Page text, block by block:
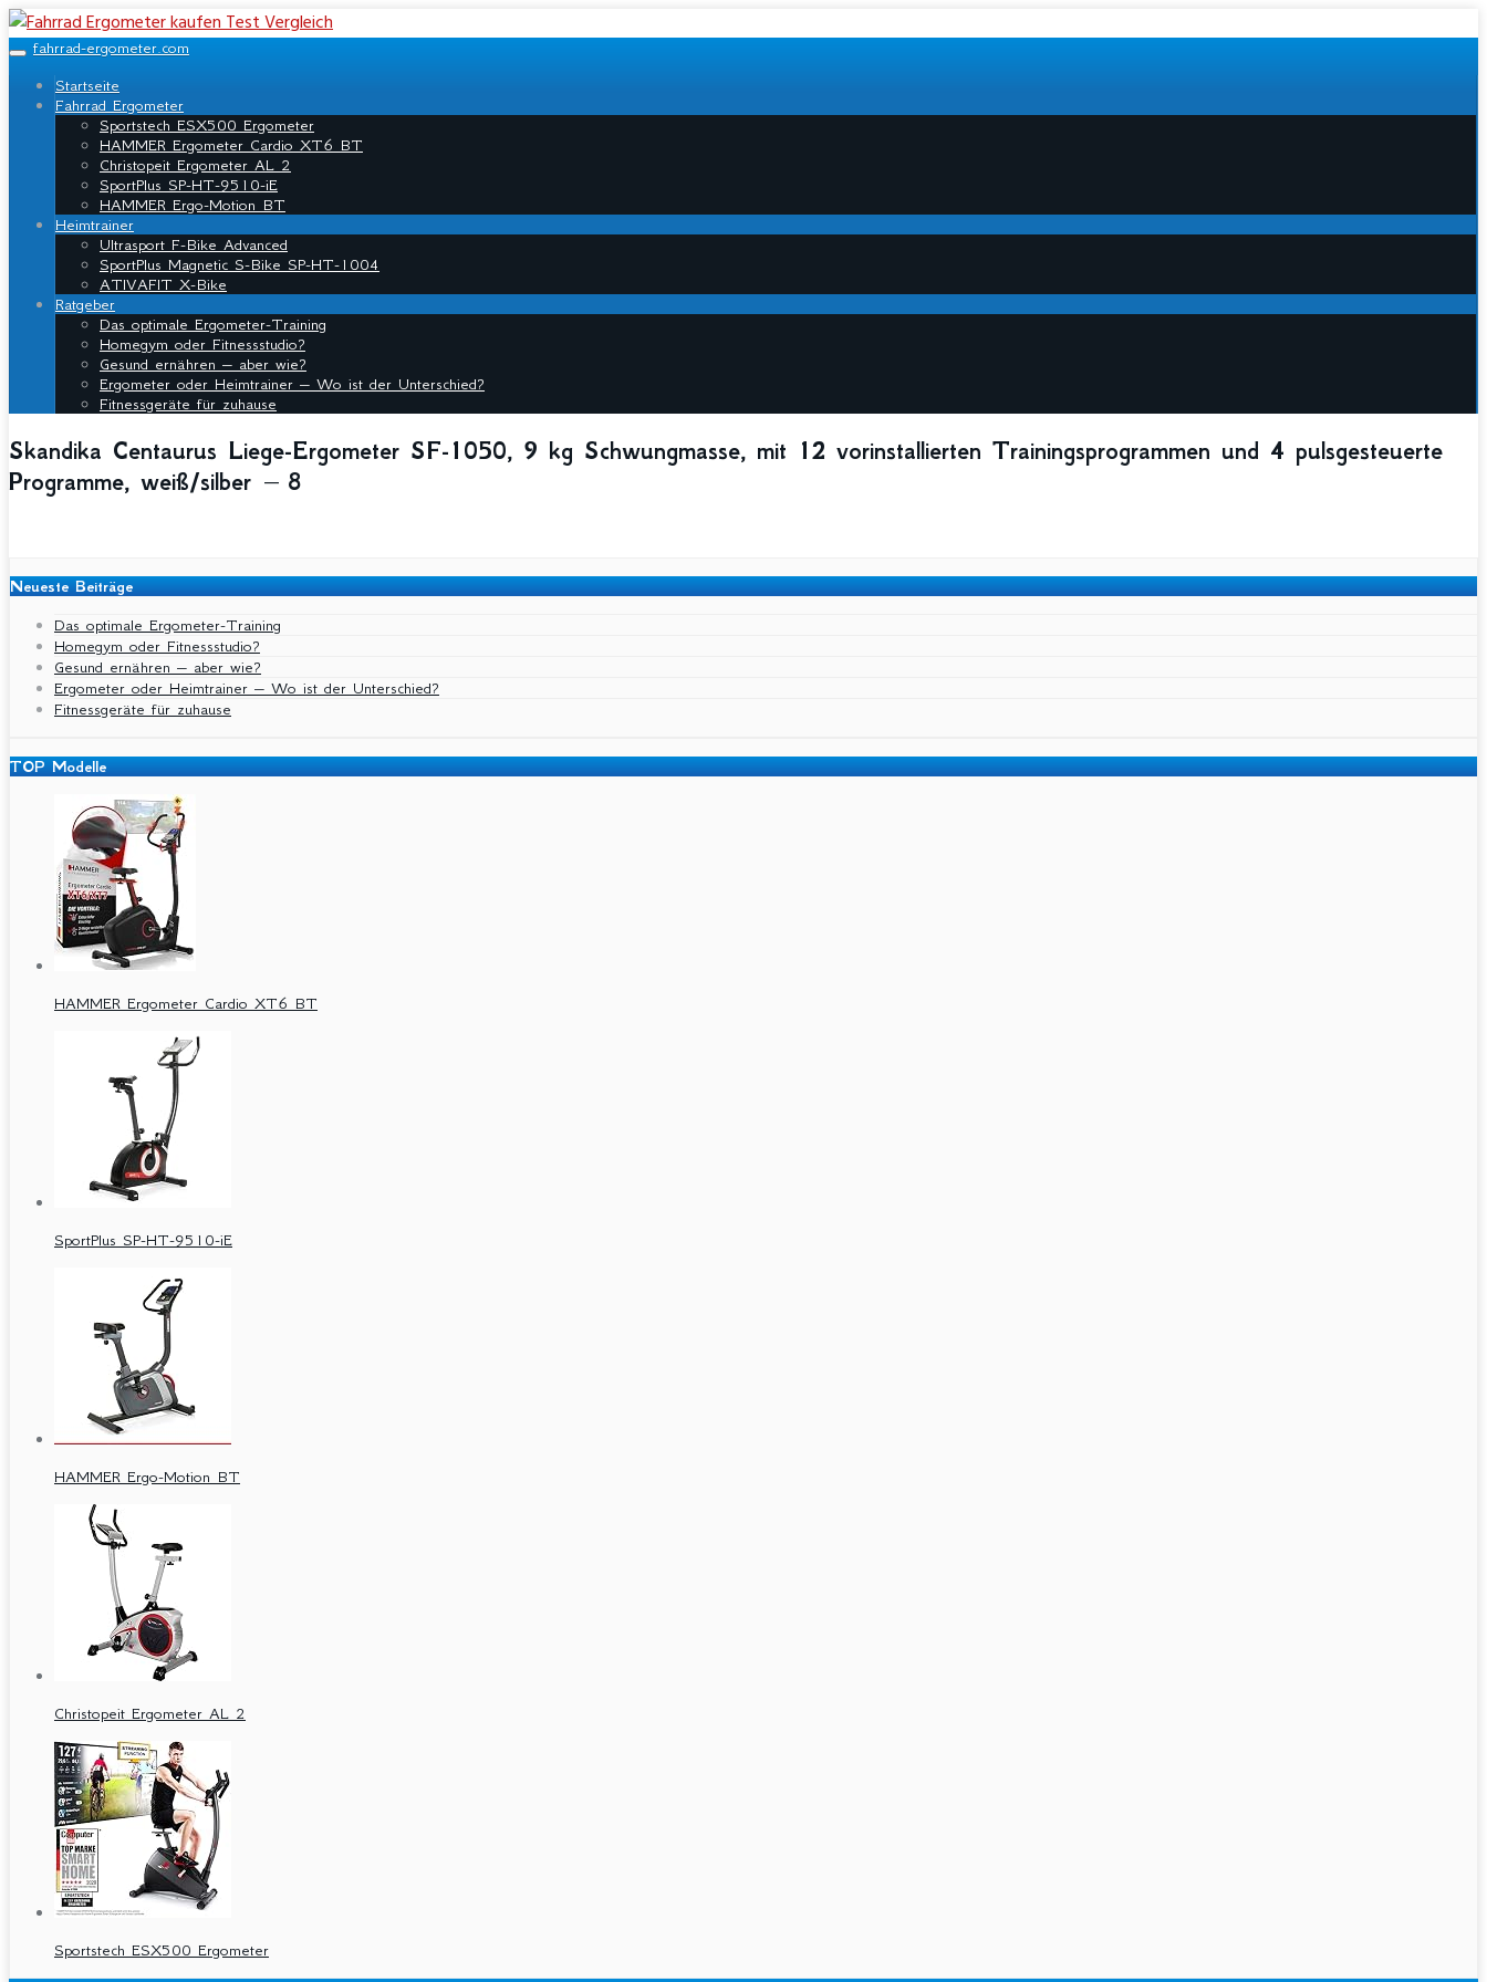
Skip
to
main
content
Toggle
navigation
fahrrad-ergometer.com
Startseite
Fahrrad Ergometer
Sportstech ESX500 Ergometer
HAMMER Ergometer Cardio XT6 BT
Christopeit Ergometer AL 2
SportPlus SP-HT-9510-iE
HAMMER Ergo-Motion BT
Heimtrainer
Ultrasport F-Bike Advanced
SportPlus Magnetic S-Bike SP-HT-1004
ATIVAFIT X-Bike
Ratgeber
Das optimale Ergometer-Training
Homegym oder Fitnessstudio?
Gesund ernähren – aber wie?
Ergometer oder Heimtrainer – Wo ist der Unterschied?
Fitnessgeräte für zuhause
Skandika Centaurus Liege-Ergometer SF-1050, 9 kg Schwungmasse, mit 12 vorinstallierten Trainingsprogrammen und 4 pulsgesteuerte
Programme, weiß/silber – 8
Neueste Beiträge
Das optimale Ergometer-Training
Homegym oder Fitnessstudio?
Gesund ernähren – aber wie?
Ergometer oder Heimtrainer – Wo ist der Unterschied?
Fitnessgeräte für zuhause
TOP Modelle
HAMMER Ergometer Cardio XT6 BT
SportPlus SP-HT-9510-iE
HAMMER Ergo-Motion BT
Christopeit Ergometer AL 2
Sportstech ESX500 Ergometer